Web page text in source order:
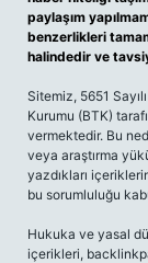
paylaşım
benzerlikleri
halindedir ve
Sitemiz, 5651
Kurumu (BTK)
vermektedir. Bu
veya araştırma
yazdıkları
bu sorumluluğu
Hukuka ve yasal
içerikleri,